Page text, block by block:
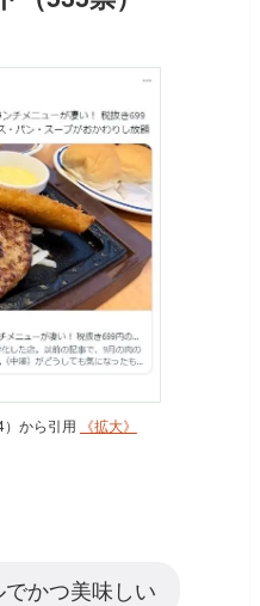
から引用 《拡大》
かつ美味しい